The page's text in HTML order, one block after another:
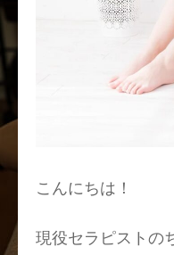
こんにちは！
現役セラピストの